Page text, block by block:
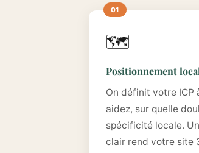
🗺️
Positionnement
On définit votre ICP
aidez, sur quelle
spécificité locale.
clair rend votre site